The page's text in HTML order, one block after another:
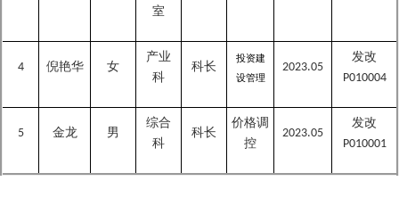
室
4 倪艳华 女
产业
科
科长
投资建
设管理
2023.05
发改
P010004
5 金龙 男
综合
科
科长
价格调
控
2023.05
发改
P010001